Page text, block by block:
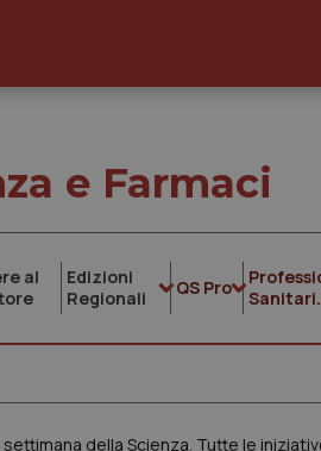
e Farmaci
al
Edizioni
Regionali
QS Pro
della Scienza. Tutte le